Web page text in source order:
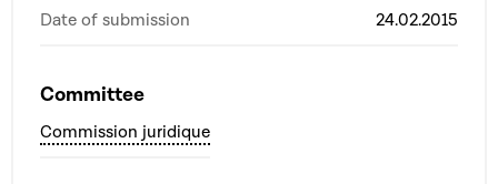
Date of submission 24.02.2015
Committee
Commission juridique